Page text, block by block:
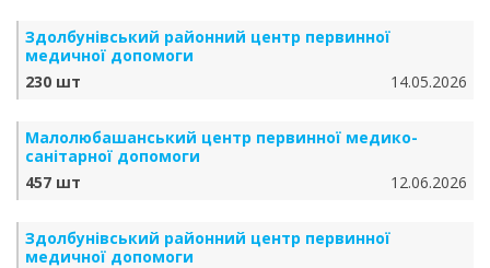
Здолбунівський районний центр первинної
медичної допомоги
230 шт
14.05.2026
Малолюбашанський центр первинної медико-
санітарної допомоги
457 шт
12.06.2026
Здолбунівський районний центр первинної
медичної допомоги